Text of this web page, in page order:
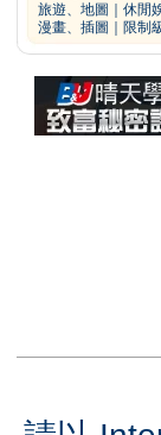
旅遊、地圖
休閒
漫畫、插圖
限制